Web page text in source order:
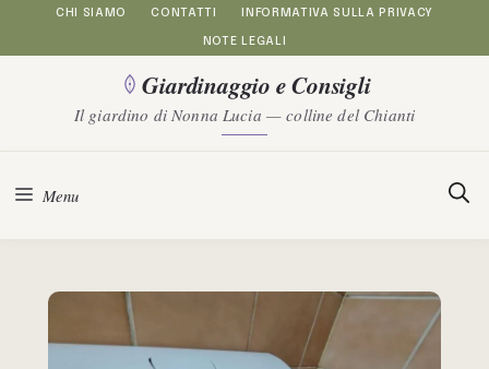
al
contenuto
CHI SIAMO CONTATTI INFORMATIVA SULLA PRIVACY
NOTE LEGALI
Giardinaggio e Consigli
Il giardino di Nonna Lucia — colline del Chianti
Menu